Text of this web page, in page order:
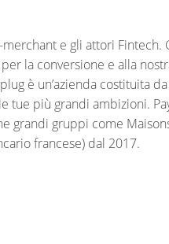
e gli attori Fintech.
la conversione e alla
è un’azienda costituita
tue più grandi ambizioni.
grandi gruppi come
francese) dal 2017.